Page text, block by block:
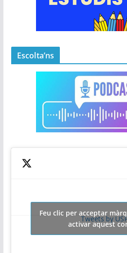
Escolta’ns
Tweets by
Feu clic per acceptar
activar aquest